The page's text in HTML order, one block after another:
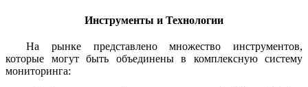
Инструменты и Технологии
На рынке представлено множество инструментов,
которые могут быть объединены в комплексную систему
мониторинга: